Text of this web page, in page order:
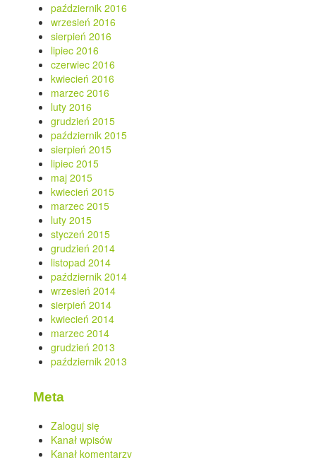
październik 2016
wrzesień 2016
sierpień 2016
lipiec 2016
czerwiec 2016
kwiecień 2016
marzec 2016
luty 2016
grudzień 2015
październik 2015
sierpień 2015
lipiec 2015
maj 2015
kwiecień 2015
marzec 2015
luty 2015
styczeń 2015
grudzień 2014
listopad 2014
październik 2014
wrzesień 2014
sierpień 2014
kwiecień 2014
marzec 2014
grudzień 2013
październik 2013
Meta
Zaloguj się
Kanał wpisów
Kanał komentarzy